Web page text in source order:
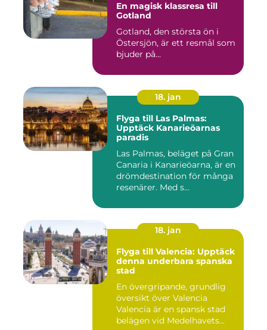
En magisk klassresa till
Gotland
Gotland, den största ön i
Östersjön, är ett resmål som
bjuder på...
18. jan
Flyga till Las Palmas:
Upptäck Kanarieöarnas
paradis
Las Palmas, beläget på Gran
Canaria i Kanarieöarna, är en
drömdestination för många
resenärer. Med s...
18. jan
Flyga till Valencia: Upptäck
denna underbara spanska
stad
En övergripande, grundlig
översikt över Valencia
Valencia är en spansk stad
belägen vid Medelhavets...